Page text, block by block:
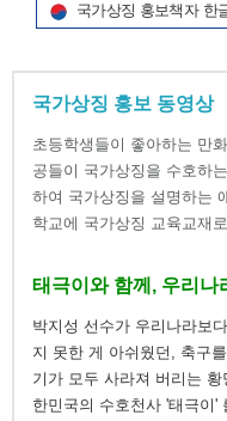
국가상징 홍보책자 한
국가상징 홍보 동영상
초등학생들이 좋아하는 만
공들이 국가상징을 수호하
하여 국가상징을 설명하는
학교에 국가상징 교육교재
태극이와 함께, 우리나
박지성 선수가 우리나라보
지 못한 게 아쉬웠던, 축구
기가 모두 사라져 버리는
한민국의 수호천사 '태극이'